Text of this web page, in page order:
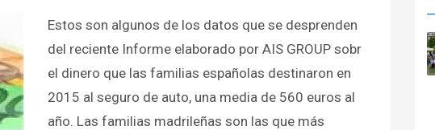
Estos son algunos de los datos que se desprenden
del reciente Informe elaborado por AIS GROUP sobr
el dinero que las familias españolas destinaron en
2015 al seguro de auto, una media de 560 euros al
año. Las familias madrileñas son las que más